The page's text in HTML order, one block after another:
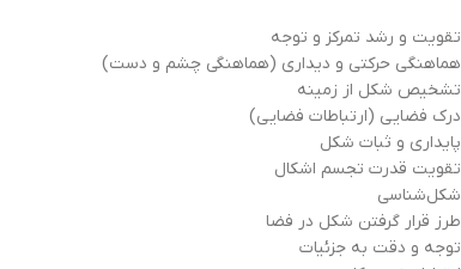
تقويت و رشد تمركز و توجه
هماهنگي حركتي و ديداری (هماهنگی چشم و دست)
تشخيص شكل از زمينه
درك فضايی (ارتباطات فضايی)
پايداری و ثبات شكل
تقويت قدرت تجسم اشكال
شكل‌شناسی
طرز قرار گرفتن شكل در فضا
توجه و دقت به جزئیات